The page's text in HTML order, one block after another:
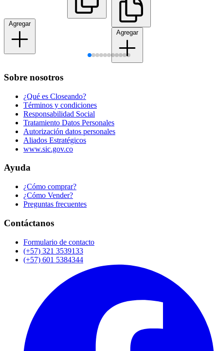
Agregar
Agregar
Sobre nosotros
¿Qué es Closeando?
Términos y condiciones
Responsabilidad Social
Tratamiento Datos Personales
Autorización datos personales
Aliados Estratégicos
www.sic.gov.co
Ayuda
¿Cómo comprar?
¿Cómo Vender?
Preguntas frecuentes
Contáctanos
Formulario de contacto
(+57) 321 3539133
(+57) 601 5384344